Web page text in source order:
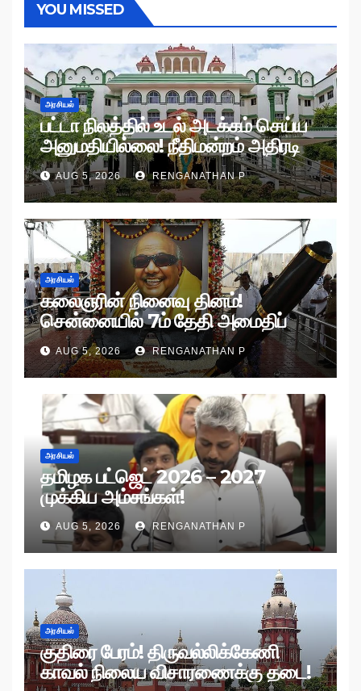
YOU MISSED
அரசியல்
பட்டா நிலத்தில் உடல் அடக்கம் செய்ய
அனுமதியில்லை! நீதிமன்றம் அதிரடி
உத்தரவு!
AUG 5, 2026 RENGANATHAN P
அரசியல்
கலைஞரின் நினைவு தினம்!
சென்னையில் 7ம் தேதி அமைதிப்
பேரணி!
AUG 5, 2026 RENGANATHAN P
அரசியல்
தமிழக பட்ஜெட் 2026 – 2027
முக்கிய அம்சங்கள்!
AUG 5, 2026 RENGANATHAN P
அரசியல்
குதிரை பேரம்! திருவல்லிக்கேணி
காவல் நிலைய விசாரணைக்கு தடை!